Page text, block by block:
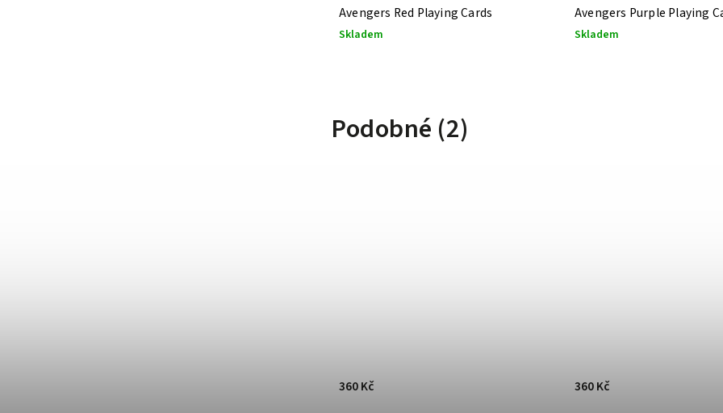
Avengers Red Playing Cards
Skladem
Avengers Purple Playing
Skladem
Podobné (2)
360 Kč
360 Kč